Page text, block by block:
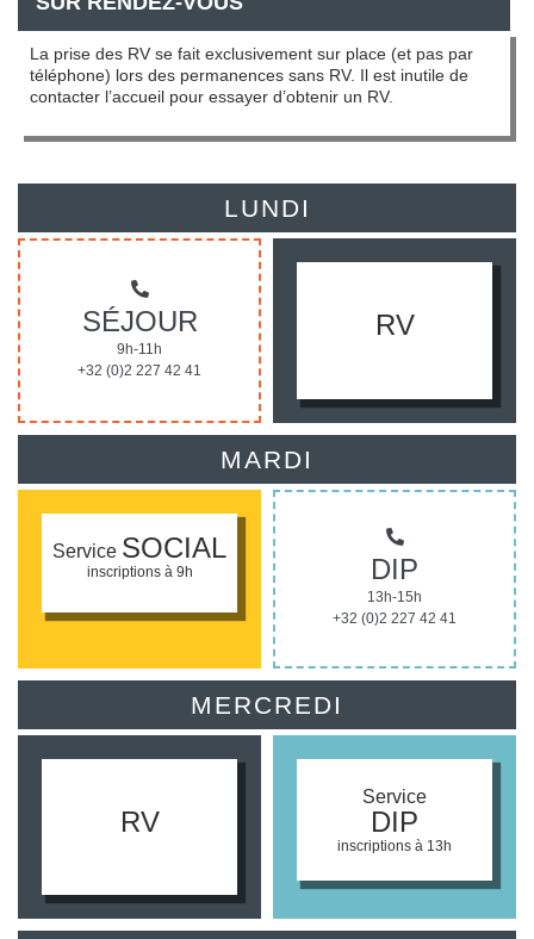
La prise des RV se fait exclusivement sur place (et pas par
téléphone) lors des permanences sans RV. Il est inutile de
contacter l’accueil pour essayer d’obtenir un RV.
LUNDI
SÉJOUR
9h-11h
+32 (0)2 227 42 41
RV
MARDI
Service SOCIAL
inscriptions à 9h DIP
13h-15h
+32 (0)2 227 42 41
MERCREDI
RV
Service
DIP
inscriptions à 13h